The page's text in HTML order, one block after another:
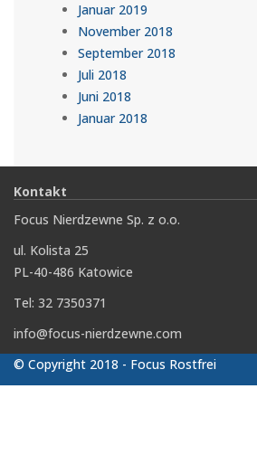
Januar 2019
November 2018
September 2018
Juli 2018
Juni 2018
Januar 2018
Kontakt
Focus Nierdzewne Sp. z o.o.
ul. Kolista 25
PL-40-486 Katowice
Tel: 32 7350371
info@focus-nierdzewne.com
© Copyright 2018 - Focus Rostfrei